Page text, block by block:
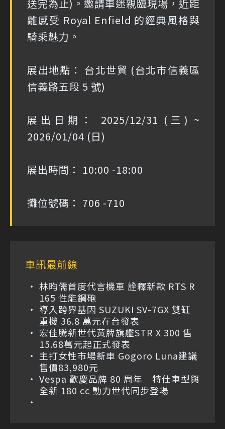
送完為止)。邀請車迷親臨現場，近距
離感受 Royal Enfield 的經典風格與
騎乘魅力。
展出地點： 台北世貿 (台北市信義區
信義路五段 5 號)
展出日期： 2025/12/31 (三) ~
2026/01/04 (日)
展出時間： 10:00 -18:00
攤位號碼： 706 -710
車訊最前線
林昀儒首度代言機車 詮釋新款 RTS R
165 性能鋼砲
導入跨界基因 SUZUKI SV-7GX 雙缸
重機 36.8 萬元在台發表
宏佳騰新世代黃牌旗艦STR X 300 售
15.68萬元起正式發表
主打女性市場新車 Gogoro Luna建議
售價83,980元
Vespa 歡慶品牌 80 周年 特仕車型與
全新 180 cc 動力世代同步登場